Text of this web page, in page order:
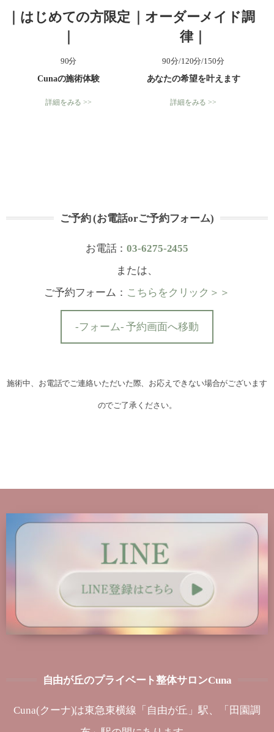
｜はじめての方限定
90分
Cunaの施術体験
詳細をみる >>
｜オーダーメイド調
律｜
90分/120分/150分
あなたの希望を叶えます
詳細をみる >>
ご予約 (お電話orご予約フォーム)
お電話：03-6275-2455
または、
ご予約フォーム： こちらをクリック＞＞
-フォーム- 予約画面へ移動
施術中、お電話でご連絡いただいた際、お応えできない場合がございます
のでご了承ください。
自由が丘のプライベート整体サロンCuna
Cuna(クーナ)は東急東横線「自由が丘」駅、「田園調